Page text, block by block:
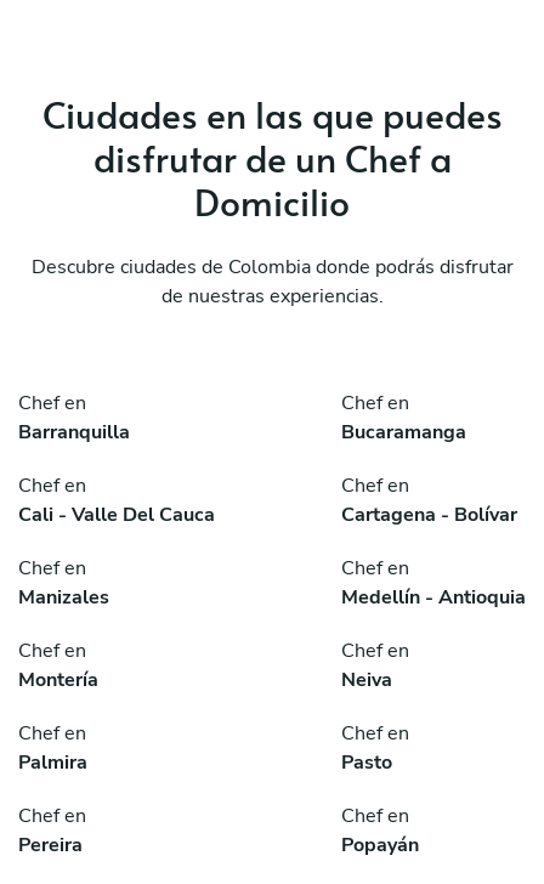
Ciudades en las que puedes
disfrutar de un Chef a
Domicilio
Descubre ciudades de Colombia donde podrás disfrutar
de nuestras experiencias.
Chef en
Barranquilla
Chef en
Bucaramanga
Chef en
Cali - Valle Del Cauca
Chef en
Cartagena - Bolívar
Chef en
Manizales
Chef en
Medellín - Antioquia
Chef en
Montería
Chef en
Neiva
Chef en
Palmira
Chef en
Pasto
Chef en
Pereira
Chef en
Popayán